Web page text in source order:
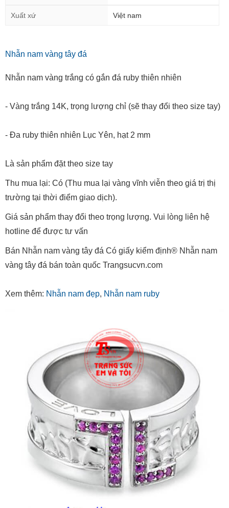
Xuất xứ Việt nam
Nhẫn nam vàng tây đá
Nhẫn nam vàng trắng có gắn đá ruby thiên nhiên
- Vàng trắng 14K, trọng lượng chỉ (sẽ thay đổi theo size tay)
- Đa ruby thiên nhiên Lục Yên, hạt 2 mm
Là sản phẩm đặt theo size tay
Thu mua lại: Có (Thu mua lại vàng vĩnh viễn theo giá trị thị
trường tại thời điểm giao dịch).
Giá sản phẩm thay đổi theo trọng lượng. Vui lòng liên hệ
hotline để được tư vấn
Bán Nhẫn nam vàng tây đá Có giấy kiểm định® Nhẫn nam
vàng tây đá bán toàn quốc Trangsucvn.com
Xem thêm: Nhẫn nam đẹp, Nhẫn nam ruby